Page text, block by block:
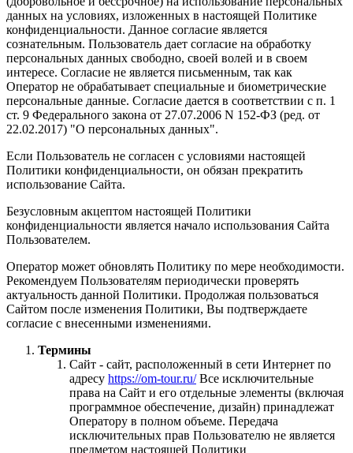
данных на условиях, изложенных в настоящей Политике
конфиденциальности. Данное согласие является
сознательным. Пользователь дает согласие на обработку
персональных данных свободно, своей волей и в своем
интересе. Согласие не является письменным, так как
Оператор не обрабатывает специальные и биометрические
персональные данные. Согласие дается в соответствии с п. 1
ст. 9 Федерального закона от 27.07.2006 N 152-ФЗ (ред. от
22.02.2017) "О персональных данных".
Если Пользователь не согласен с условиями настоящей
Политики конфиденциальности, он обязан прекратить
использование Сайта.
Безусловным акцептом настоящей Политики
конфиденциальности является начало использования Сайта
Пользователем.
Оператор может обновлять Политику по мере необходимости.
Рекомендуем Пользователям периодически проверять
актуальность данной Политики. Продолжая пользоваться
Сайтом после изменения Политики, Вы подтверждаете
согласие с внесенными изменениями.
Термины
Сайт - сайт, расположенный в сети Интернет по
адресу https://om-tour.ru/Все исключительные
права на Сайт и его отдельные элементы (включая
программное обеспечение, дизайн) принадлежат
Оператору в полном объеме. Передача
исключительных прав Пользователю не является
предметом настоящей Политики